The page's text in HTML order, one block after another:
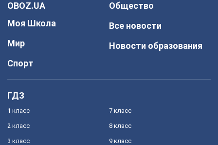
OBOZ.UA
Моя Школа
Мир
Спорт
Общество
Все новости
Новости образования
ГДЗ
1 класс
2 класс
3 класс
7 класс
8 класс
9 класс